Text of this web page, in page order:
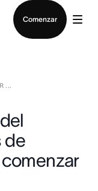
Comenzar
...
de